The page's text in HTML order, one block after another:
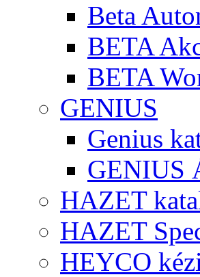
Beta
BETA
BETA
GENIUS
Genius
GENIUS
HAZET
HAZET
HEYCO